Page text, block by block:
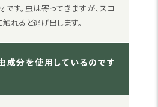
す。虫は寄ってきますが、スコ
れると逃げ出します。
成分を使用しているのです